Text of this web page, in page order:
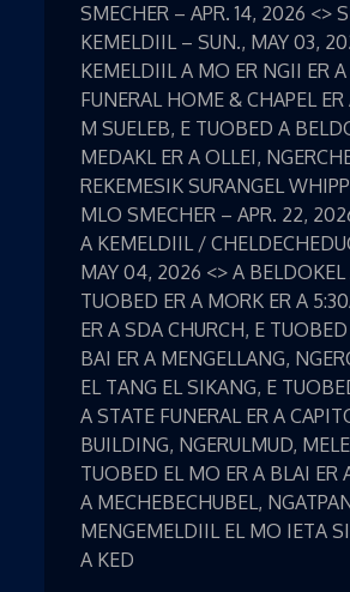
SMECHER – APR. 14, 2026 <>
KEMELDIIL – SUN., MAY 03,
KEMELDIIL A MO ER NGII ER A
FUNERAL HOME & CHAPEL
M SUELEB, E TUOBED A
MEDAKL ER A OLLEI,
REKEMESIK SURANGEL
MLO SMECHER – APR. 22,
A KEMELDIIL /
MAY 04, 2026 <> A
TUOBED ER A MORK ER A
ER A SDA CHURCH, E
BAI ER A MENGELLANG,
EL TANG EL SIKANG, E
A STATE FUNERAL ER A
BUILDING, NGERULMUD,
TUOBED EL MO ER A BLAI ER
A MECHEBECHUBEL,
MENGEMELDIIL EL MO IETA
A KED